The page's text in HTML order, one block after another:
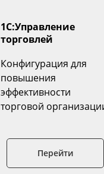
1C:Управление
торговлей
Конфигурация для
повышения
эффективности
торговой
Перейти